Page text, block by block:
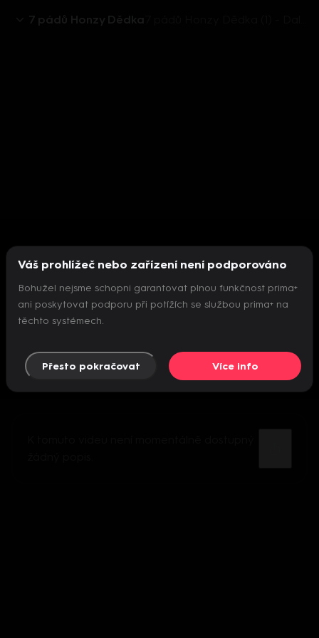
7 pádů Honzy Dědka
Nepodařilo se inicializovat přehrávač
Váš prohlížeč nebo zařízení není podporováno
Bohužel nejsme schopni garantovat plnou funkčnost prima+
ani poskytovat podporu při potížích se službou prima+ na
těchto systémech.
Přesto pokračovat Více info